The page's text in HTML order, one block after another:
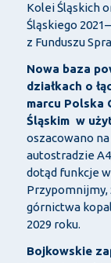
Kolei Śląskich
Śląskiego
z Funduszu
Nowa baza
działkach o
marcu Polska
Śląskim w
oszacowano na
autostradzie
dotąd funkcje
Przypomnijmy,
górnictwa
2029 roku.
Bojkowskie